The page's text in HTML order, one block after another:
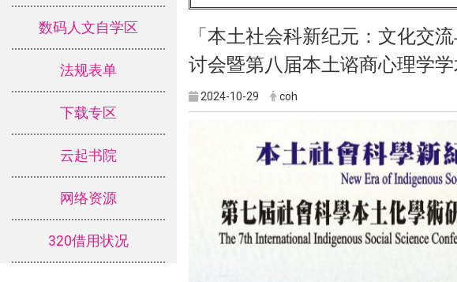
数码人文自学区
法规表单
下载专区
云起书院
网络资源
320借用状况
「本土社会科新纪元：文化交
讨会暨第八届本土谘商心理学学
2024-10-29 coh